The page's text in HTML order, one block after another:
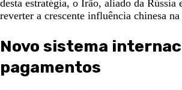
desta estratégia, o Irão, aliado da Rússia
reverter a crescente influência chinesa
Novo sistema
pagamentos